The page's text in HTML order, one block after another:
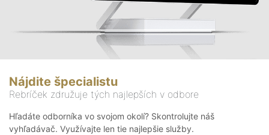
Nájdite špecialistu
Rebríček združuje tých najlepších v odbore
Hľadáte odborníka vo svojom okolí? Skontrolujte náš
vyhľadávač. Využívajte len tie najlepšie služby.